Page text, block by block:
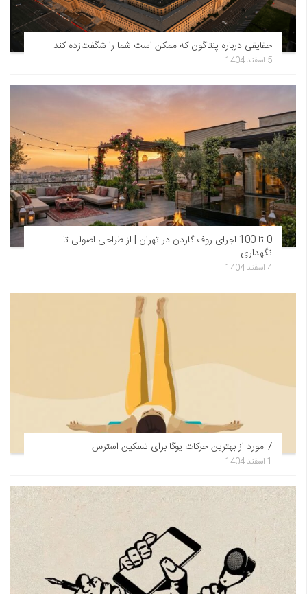
حقایقی درباره پنتاگون که ممکن است شما را شگفت‌زده کند
5 اسفند 1404
0 تا 100 اجرای روف گاردن در تهران | از طراحی اصولی تا
نگهداری
4 اسفند 1404
7 مورد از بهترین حرکات یوگا برای تسکین استرس
1 اسفند 1404